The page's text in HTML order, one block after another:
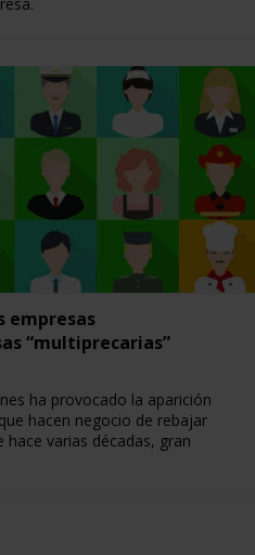
empresas
“multiprecarias”
ha provocado la aparición
hacen negocio de rebajar
varias décadas, gran